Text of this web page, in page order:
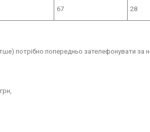
67 28
потрібно попередньо зателефонувати за